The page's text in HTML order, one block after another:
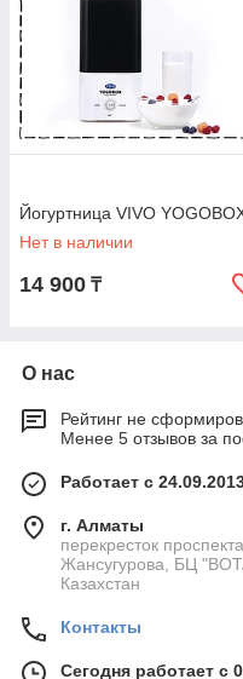
Йогуртница VIVO
Нет в наличии
14 900 ₸
О нас
Рейтинг не
Менее 5 отзывов за
Работает с
г. Алматы
перекресток
Жансугурова, БЦ
Казахстан
Контакты
Сегодня работает с